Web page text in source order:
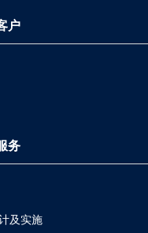
户
务
及实施